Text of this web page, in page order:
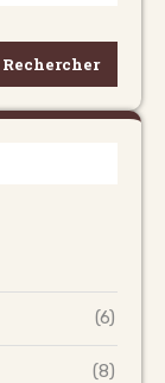
Rechercher
(6)
(8)